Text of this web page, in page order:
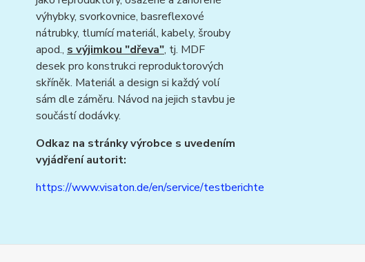
výhybky, svorkovnice, basreflexové
nátrubky, tlumící materiál, kabely, šrouby
apod., s výjimkou "dřeva", tj. MDF
desek pro konstrukci reproduktorových
skříněk. Materiál a design si každý volí
sám dle záměru. Návod na jejich stavbu je
součástí dodávky.
Odkaz na stránky výrobce s uvedením
vyjádření autorit:
https://www.visaton.de/en/service/testberichte